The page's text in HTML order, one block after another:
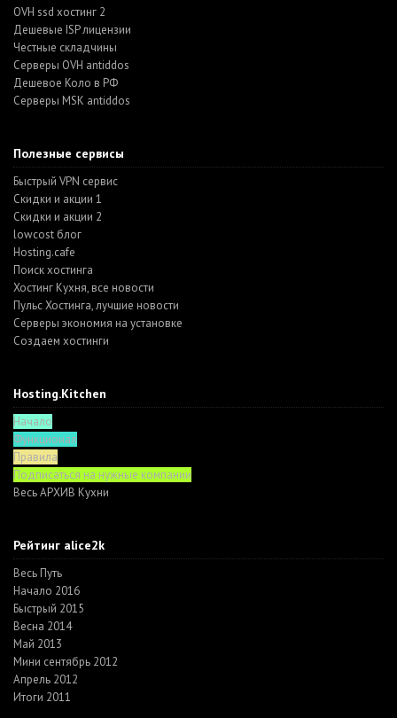
OVH ssd хостинг 2
Дешевые ISP лицензии
Честные складчины
Серверы OVH antiddos
Дешевое Коло в РФ
Серверы MSK antiddos
Полезные сервисы
Быстрый VPN сервис
Скидки и акции 1
Скидки и акции 2
lowcost блог
Hosting.cafe
Поиск хостинга
Хостинг Кухня, все новости
Пульс Хостинга, лучшие новости
Серверы экономия на установке
Создаем хостинги
Hosting.Kitchen
Начало
Функционал
Правила
Подписаться на нужные компании
Весь АРХИВ Кухни
Рейтинг alice2k
Весь Путь
Начало 2016
Быстрый 2015
Весна 2014
Май 2013
Мини сентябрь 2012
Апрель 2012
Итоги 2011